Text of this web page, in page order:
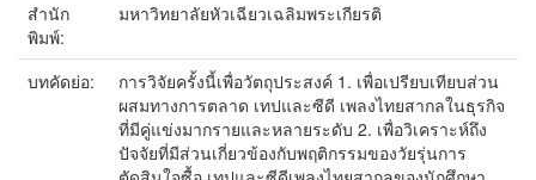
สำนัก
พิมพ์:
มหาวิทยาลัยหัวเฉียวเฉลิมพระเกียรติ
บทคัดย่อ:
การวิจัยครั้งนี้เพื่อวัตถุประสงค์ 1. เพื่อเปรียบเทียบส่วน
ผสมทางการตลาด เทปและซีดี เพลงไทยสากลในธุรกิจ
ที่มีคู่แข่งมากรายและหลายระดับ 2. เพื่อวิเคราะห์ถึง
ปัจจัยที่มีส่วนเกี่ยวข้องกับพฤติกรรมของวัยรุ่นการ